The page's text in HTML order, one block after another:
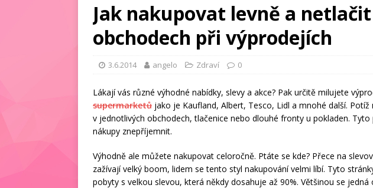
Jak nakupovat levně a
obchodech při výprodejích
3.6.2014 angelo Zdraví 0
Lákají vás různé výhodné nabídky, slevy a akce? Pak určitě milujete
supermarketů jako je Kaufland, Albert, Tesco, Lidl a mnohé další.
v jednotlivých obchodech, tlačenice nebo dlouhé fronty u pokladen.
nákupy znepříjemnit.
Výhodně ale můžete nakupovat celoročně. Ptáte se kde? Přece na
zažívají velký boom, lidem se tento styl nakupování velmi líbí. Tyto
pobyty s velkou slevou, která někdy dosahuje až 90%. Většinou se